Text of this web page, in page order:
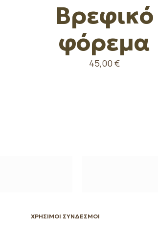
Βρεφικό
φόρεμα
45,00€
ΧΡΗΣΙΜΟΙ ΣΥΝΔΕΣΜΟΙ